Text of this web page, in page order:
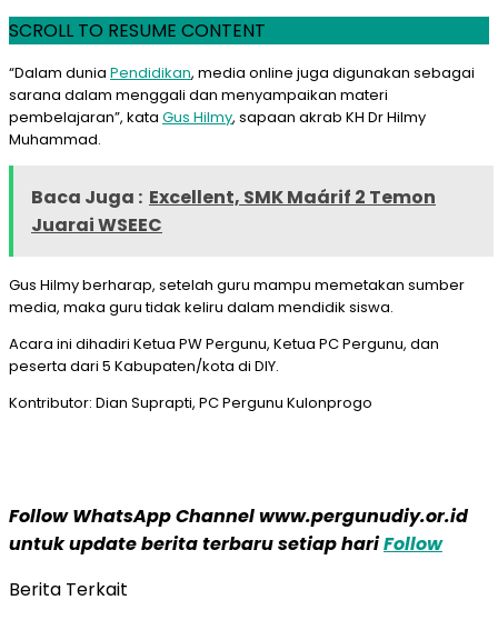
SCROLL TO RESUME CONTENT
“Dalam dunia Pendidikan, media online juga digunakan sebagai
sarana dalam menggali dan menyampaikan materi
pembelajaran”, kata Gus Hilmy, sapaan akrab KH Dr Hilmy
Muhammad.
Baca Juga : Excellent, SMK Maárif 2 Temon
Juarai WSEEC
Gus Hilmy berharap, setelah guru mampu memetakan sumber
media, maka guru tidak keliru dalam mendidik siswa.
Acara ini dihadiri Ketua PW Pergunu, Ketua PC Pergunu, dan
peserta dari 5 Kabupaten/kota di DIY.
Kontributor: Dian Suprapti, PC Pergunu Kulonprogo
Follow WhatsApp Channel www.pergunudiy.or.id
untuk update berita terbaru setiap hariFollow
Berita Terkait